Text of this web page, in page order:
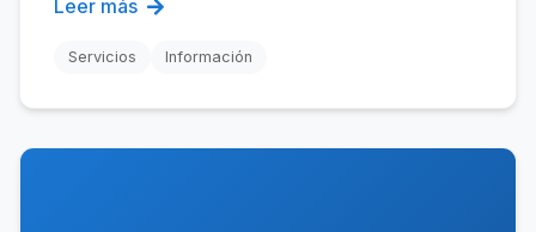
Leer más
Servicios Información